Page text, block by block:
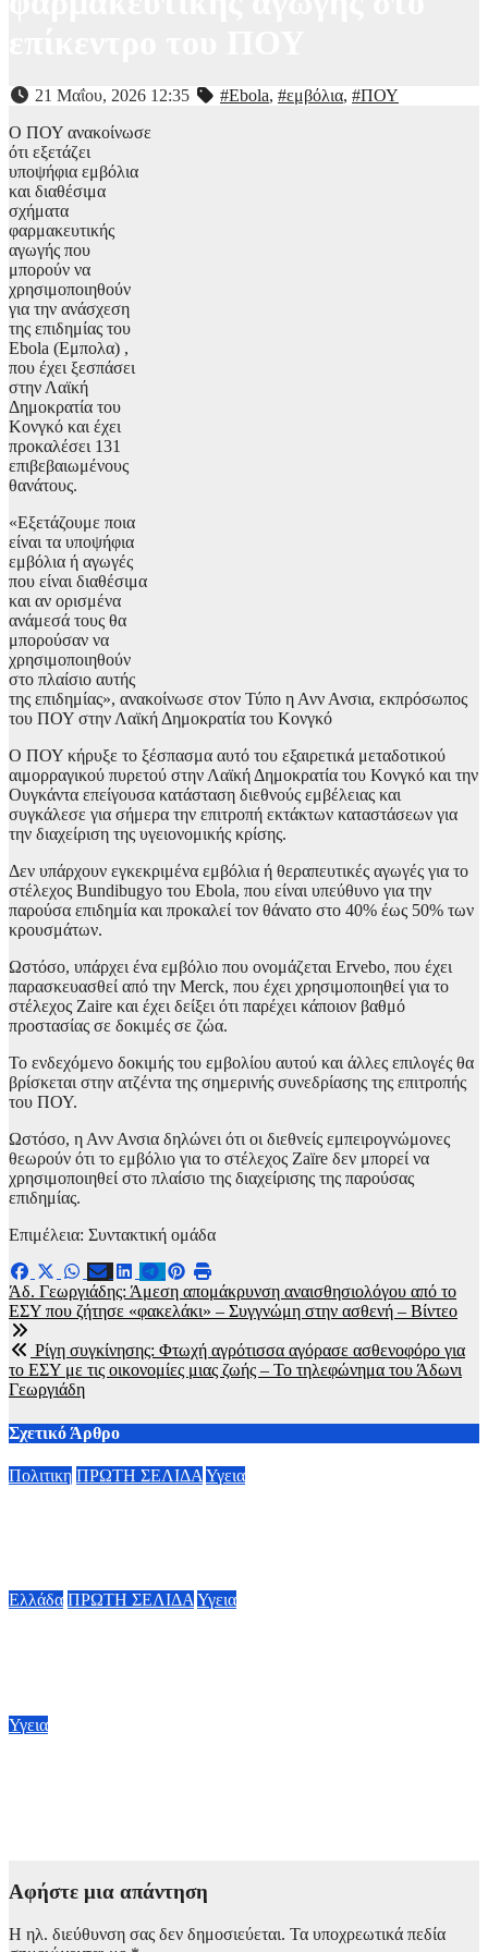
21 Μαΐου, 2026 12:35 #Ebola, #εμβόλια, #ΠΟΥ
Ο ΠΟΥ ανακοίνωσε
ότι εξετάζει
υποψήφια εμβόλια
και διαθέσιμα
σχήματα
φαρμακευτικής
αγωγής που
μπορούν να
χρησιμοποιηθούν
για την ανάσχεση
της επιδημίας του
Ebola (Εμπολα) ,
που έχει ξεσπάσει
στην Λαϊκή
Δημοκρατία του
Κονγκό και έχει
προκαλέσει 131
επιβεβαιωμένους
θανάτους.
«Εξετάζουμε ποια
είναι τα υποψήφια
εμβόλια ή αγωγές
που είναι διαθέσιμα
και αν ορισμένα
ανάμεσά τους θα
μπορούσαν να
χρησιμοποιηθούν
στο πλαίσιο αυτής
της επιδημίας», ανακοίνωσε στον Τύπο η Ανν Ανσια, εκπρόσωπος
του ΠΟΥ στην Λαϊκή Δημοκρατία του Κονγκό
Ο ΠΟΥ κήρυξε το ξέσπασμα αυτό του εξαιρετικά μεταδοτικού
αιμορραγικού πυρετού στην Λαϊκή Δημοκρατία του Κονγκό και την
Ουγκάντα επείγουσα κατάσταση διεθνούς εμβέλειας και
συγκάλεσε για σήμερα την επιτροπή εκτάκτων καταστάσεων για
την διαχείριση της υγειονομικής κρίσης.
Δεν υπάρχουν εγκεκριμένα εμβόλια ή θεραπευτικές αγωγές για το
στέλεχος Bundibugyo του Ebola, που είναι υπεύθυνο για την
παρούσα επιδημία και προκαλεί τον θάνατο στο 40% έως 50% των
κρουσμάτων.
Ωστόσο, υπάρχει ένα εμβόλιο που ονομάζεται Ervebo, που έχει
παρασκευασθεί από την Merck, που έχει χρησιμοποιηθεί για το
στέλεχος Zaire και έχει δείξει ότι παρέχει κάποιον βαθμό
προστασίας σε δοκιμές σε ζώα.
Το ενδεχόμενο δοκιμής του εμβολίου αυτού και άλλες επιλογές θα
βρίσκεται στην ατζέντα της σημερινής συνεδρίασης της επιτροπής
του ΠΟΥ.
Ωστόσο, η Ανν Ανσια δηλώνει ότι οι διεθνείς εμπειρογνώμονες
θεωρούν ότι το εμβόλιο για το στέλεχος Zaïre δεν μπορεί να
χρησιμοποιηθεί στο πλαίσιο της διαχείρισης της παρούσας
επιδημίας.
Επιμέλεια: Συντακτική ομάδα
Πλοήγηση
άρθρων
Άδ. Γεωργιάδης: Άμεση απομάκρυνση αναισθησιολόγου από το
ΕΣΥ που ζήτησε «φακελάκι» – Συγγνώμη στην ασθενή – Βίντεο
Ρίγη συγκίνησης: Φτωχή αγρότισσα αγόρασε ασθενοφόρο για
το ΕΣΥ με τις οικονομίες μιας ζωής – Το τηλεφώνημα του Άδωνι
Γεωργιάδη
Σχετικό Άρθρο
Πολιτικη ΠΡΩΤΗ ΣΕΛΙΔΑ Υγεια
Ελλάδα ΠΡΩΤΗ ΣΕΛΙΔΑΥγεια
Υγεια
Αφήστε μια απάντηση
Η ηλ. διεύθυνση σας δεν δημοσιεύεται. Τα υποχρεωτικά πεδία